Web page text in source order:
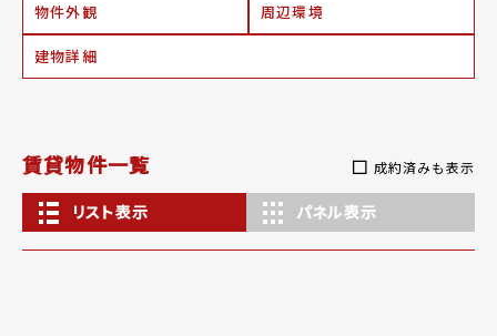
物件外観 周辺環境
建物詳細
賃貸物件一覧 成約済みも表示
リスト表示 パネル表示